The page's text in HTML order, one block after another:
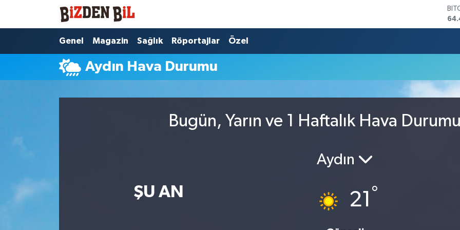
Genel Magazin Sağlık Röportajlar Özel
Aydın Hava Durumu
Bugün, Yarın ve 1 Haftalık Hava
ŞU AN
Aydın
21 °
Hava Durumu
Trafik Durumu